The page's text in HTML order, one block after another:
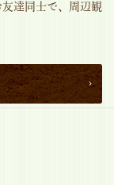
達同士で、周辺観